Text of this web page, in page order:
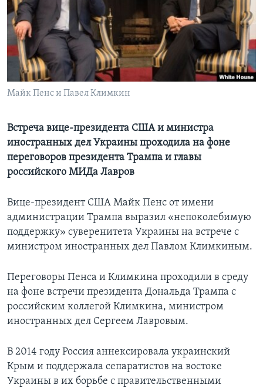
Learning English
СОЦИАЛЬНЫЕ СЕТИ
Майк Пенс и Павел Климкин
Встреча вице-президента США и министра
иностранных дел Украины проходила на фоне
переговоров президента Трампа и главы
российского МИДа Лавров
Вице-президент США Майк Пенс от имени
администрации Трампа выразил «непоколебимую
поддержку» суверенитета Украины на встрече с
министром иностранных дел Павлом Климкиным.
Переговоры Пенса и Климкина проходили в среду
на фоне встречи президента Дональда Трампа с
российским коллегой Климкина, министром
иностранных дел Сергеем Лавровым.
В 2014 году Россия аннексировала украинский
Крым и поддержала сепаратистов на востоке
Украины в их борьбе с правительственными